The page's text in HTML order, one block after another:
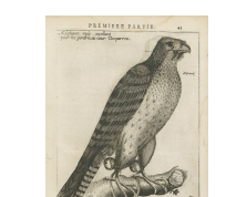
PROVENÇAL. (…) AVEC
UNE BRIEFVE
INSTRUCTION POUR
TRAITTER LES
AUTOURS, SUR LA FIN
DE L’ŒUVRE, PAR LE
MESME AUTHEUR.
PARIS, JEAN HOUZÉ, 1599.